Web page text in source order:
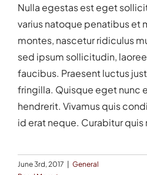
Nulla egestas est eget
varius natoque penatibus et
montes, nascetur ridiculus
sed ipsum sollicitudin,
faucibus. Praesent luctus
fringilla. Quisque eget nunc
hendrerit. Vivamus quis
id erat neque. Curabitur
June 3rd, 2017
General